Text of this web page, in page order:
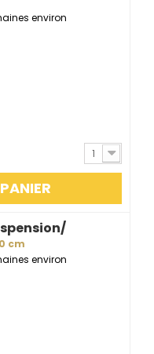
environ
1
cm
environ